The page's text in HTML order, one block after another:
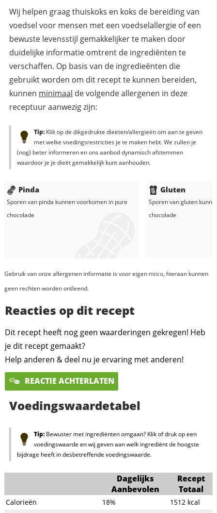
Wij helpen graag thuiskoks en koks de bereiding van
voedsel voor mensen met een voedselallergie of een
bewuste levensstijl gemakkelijker te maken door
duidelijke informatie omtrent de ingrediënten te
verschaffen. Op basis van de ingredieënten die
gebruikt worden om dit recept te kunnen bereiden,
kunnen minimaal de volgende allergenen in deze
receptuur aanwezig zijn:
Tip:Klik op de dikgedrukte dieëten/allergieën om aan te geven
met welke voedingsrestricties je te maken hebt. We zullen je
(nog) beter informeren en ons aanbod dynamisch afstemmen
waardoor je je dieët gemakkelijk kunt aanhouden.
Pinda
Sporen van pinda kunnen voorkomen in pure
chocolade
Gluten
Sporen van gluten
chocolade
Gebruik van onze allergenen informatie is voor eigen risico, hieraan kunnen
geen rechten worden ontleend.
Reacties op dit recept
Dit recept heeft nog geen waarderingen gekregen! Heb
je dit recept gemaakt?
Help anderen & deel nu je ervaring met anderen!
REACTIE ACHTERLATEN
Voedingswaardetabel
Tip:Bewuster met ingrediënten omgaan? Klik of druk op een
voedingswaarde en wij geven aan welk ingrediënt de hoogste
bijdrage heeft in desbetreffende voedingswaarde.
Dagelijks
Aanbevolen
Recept
Totaal
Calorieën 18% 1512 kcal